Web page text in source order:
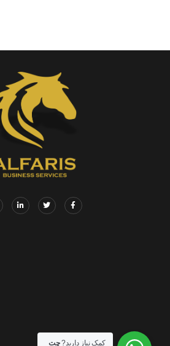
کمک نیاز دارید?چت